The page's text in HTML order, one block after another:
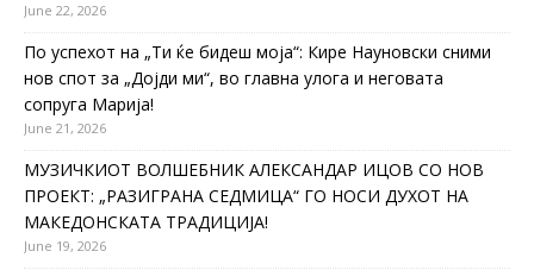
June 22, 2026
По успехот на „Ти ќе бидеш моја“: Кире Науновски сними
нов спот за „Дојди ми“, во главна улога и неговата
сопруга Марија!
June 21, 2026
МУЗИЧКИОТ ВОЛШЕБНИК АЛЕКСАНДАР ИЦОВ СО НОВ
ПРОЕКТ: „РАЗИГРАНА СЕДМИЦА“ ГО НОСИ ДУХОТ НА
МАКЕДОНСКАТА ТРАДИЦИЈА!
June 19, 2026